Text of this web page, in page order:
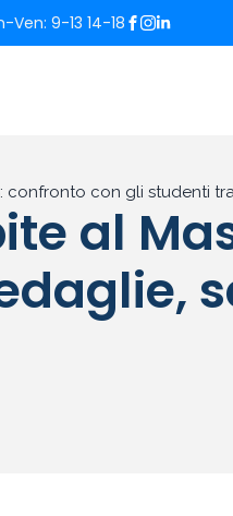
Ven: 9-13 14-18
confronto con gli studenti
al